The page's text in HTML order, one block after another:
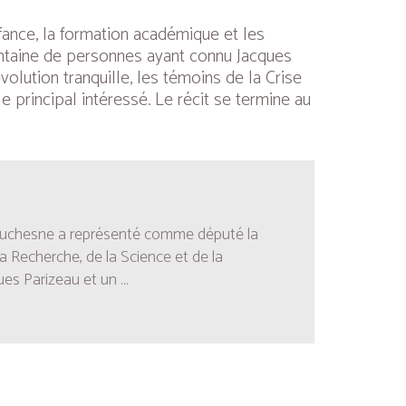
la formation académique et les
de personnes ayant connu Jacques
tranquille, les témoins de la Crise
principal intéressé. Le récit se termine au
a représenté comme député la
Recherche, de la Science et de la
Parizeau et un ...